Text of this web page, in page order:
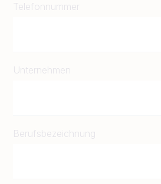
Telefonnummer
Unternehmen
Berufsbezeichnung